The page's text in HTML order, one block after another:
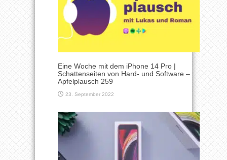
Eine Woche mit dem iPhone 14 Pro |
Schattenseiten von Hard- und Software –
Apfelplausch 259
23. September 2022